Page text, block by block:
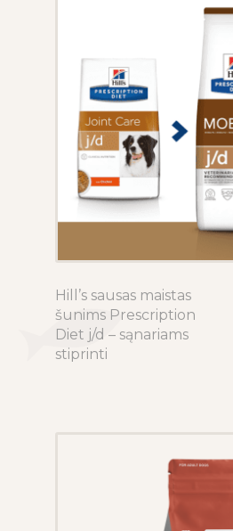
Hill’s sausas maistas
šunims Prescription
Diet j/d – sąnariams
stiprinti